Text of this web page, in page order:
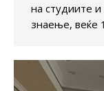
на студиите
знаење, веќе